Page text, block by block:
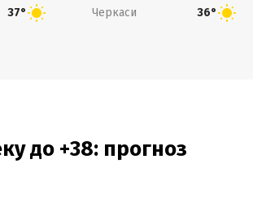
37° Черкаси 36°
до +38: прогноз